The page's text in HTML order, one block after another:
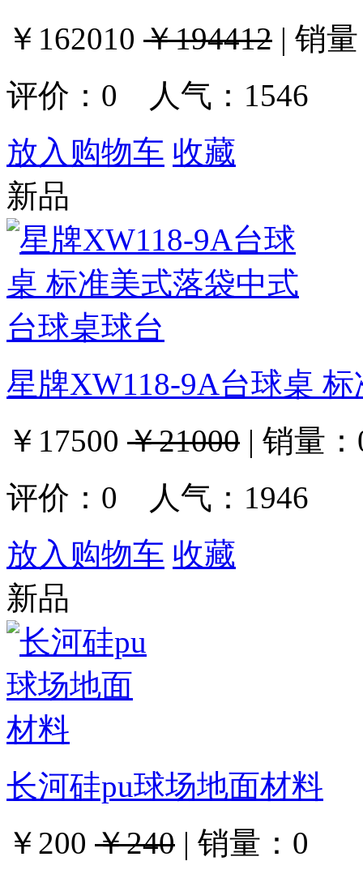
￥162010 ￥194412 | 销
评价： 0 人气：1546
放入购物车 收藏
新品
星牌XW118-9A台球桌
￥17500 ￥21000 | 销量：
评价： 0 人气：1946
放入购物车 收藏
新品
长河硅pu球场地面材料
￥200 ￥240 | 销量： 0